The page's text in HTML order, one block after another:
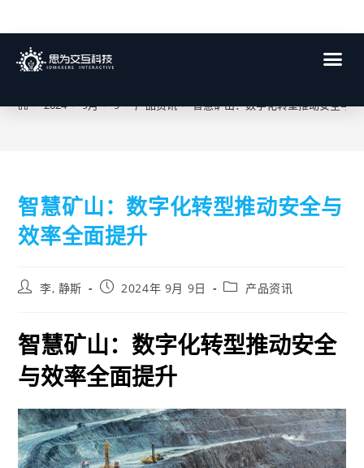
博客
> 2024 > 9月 > 9 > 产品资讯 > 智慧矿山：数字化转型推动安全与
智慧矿山：数字化转型推动安全与
效率全面提升
李, 静斯 2024年 9月 9日 产品资讯
智慧矿山：数字化转型推动安全
与效率全面提升